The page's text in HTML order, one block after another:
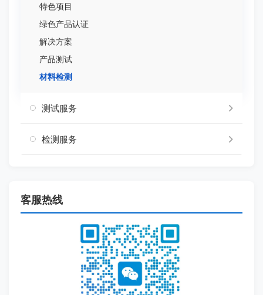
特色项目
绿色产品认证
解决方案
产品测试
材料检测
测试服务
检测服务
客服热线